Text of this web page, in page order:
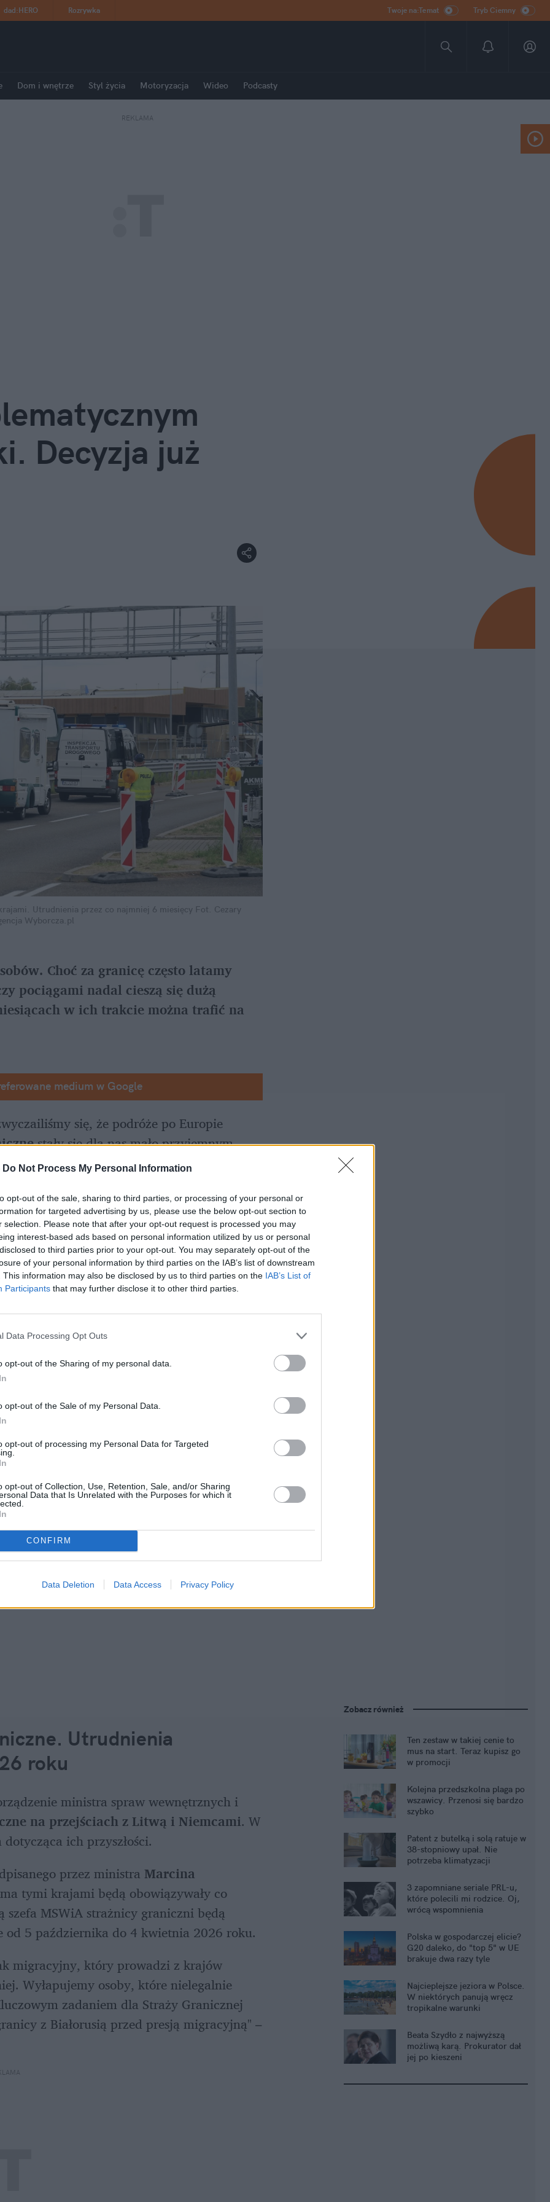
Do Not Process My Personal Information
opt-out of the sale, sharing to third parties, or processing of your personal or
for targeted advertising by us, please use the below opt-out section to
selection. Please note that after your opt-out request is processed you may
interest-based ads based on personal information utilized by us or personal
to third parties prior to your opt-out. You may separately opt-out of the
of your personal information by third parties on the IAB’s list of downstream
This information may also be disclosed by us to third parties on the IAB’s List of
Participants that may further disclose it to other third parties.
Data Processing Opt Outs
opt-out of the Sharing of my personal data.
opt-out of the Sale of my Personal Data.
opt-out of processing my Personal Data for Targeted
opt-out of Collection, Use, Retention, Sale, and/or Sharing
Data that Is Unrelated with the Purposes for which it
CONFIRM
Data Deletion Data Access Privacy Policy
dad:HERO Rozrywka Twoje na:Temat Tryb Ciemny
Dom i wnętrze Styl życia Motoryzacja Wideo Podcasty
REKLAMA
Decyzja już
Utrudnienia przez co najmniej 6 miesięcy Fot. Cezary
Wyborcza.pl
Choć za granicę często latamy
pociągami nadal cieszą się dużą
w ich trakcie można trafić na
medium w Google
się, że podróże po Europie
stały się dla nas mało przyjemnym
będzie to pieśń przeszłości, a
wjazd do Polski z terenu dwóch krajów.
Utrudnienia
roku
ministra spraw wewnętrznych i
na przejściach z Litwą i Niemcami. W
ich przyszłości.
przez ministra Marcina
tymi krajami będą obowiązywały co
MSWiA strażnicy graniczni będą
5 października do 4 kwietnia 2026 roku.
migracyjny, który prowadzi z krajów
Wyłapujemy osoby, które nielegalnie
zadaniem dla Straży Granicznej
z Białorusią przed presją migracyjną" –
Zobacz również
Ten zestaw w takiej cenie to
mus na start. Teraz kupisz go
w promocji
Kolejna przedszkolna plaga po
wszawicy. Przenosi się bardzo
szybko
Patent z butelką i solą ratuje w
38-stopniowy upał. Nie
potrzeba klimatyzacji
3 zapomniane seriale PRL-u,
które polecili mi rodzice. Oj,
wrócą wspomnienia
Polska w gospodarczej elicie?
G20 daleko, do "top 5" w UE
brakuje dwa razy tyle
Najcieplejsze jeziora w Polsce.
W niektórych panują wręcz
tropikalne warunki
Beata Szydło z najwyższą
możliwą karą. Prokurator dał
jej po kieszeni